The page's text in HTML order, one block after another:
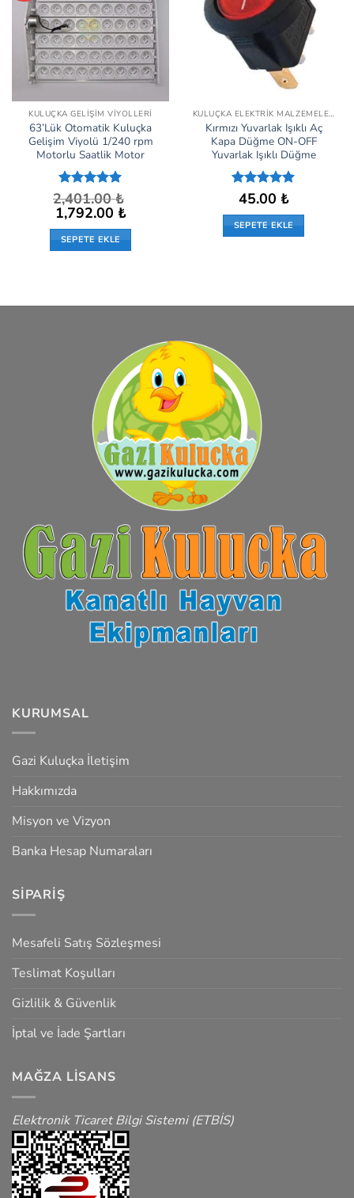
Ekle
KULUÇKA GELIŞIM VIYOLLERI
63’Lük Otomatik Kuluçka
Gelişim Viyolü 1/240 rpm
Motorlu Saatlik Motor
5 üzerinden
5 oy aldı
2,401.00₺
Orijinal
fiyat:
2,401.00 ₺.
1,792.00 ₺Şu
andaki
fiyat:
SEPETE EKLE
Ekle
KULUÇKA ELEKTRIK MALZEMELERI
Kırmızı Yuvarlak Işıklı Aç
Kapa Düğme ON-OFF
Yuvarlak Işıklı Düğme
5 üzerinden
oy aldı
45.00 ₺
SEPETE EKLE
KURUMSAL
Gazi Kuluçka İletişim
Hakkımızda
Misyon ve Vizyon
Banka Hesap Numaraları
SIPARIŞ
Mesafeli Satış Sözleşmesi
Teslimat Koşulları
Gizlilik & Güvenlik
İptal ve İade Şartları
MAĞZA LISANS
Elektronik Ticaret Bilgi Sistemi (ETBİS)